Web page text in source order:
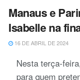
Manaus e
Isabelle na
16 DE ABRIL DE 2024
Nesta terça-
para quem